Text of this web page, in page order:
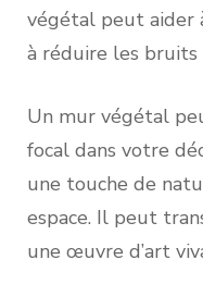
végétal peut
à réduire les bruits
Un mur végétal
focal dans votre
une touche de
espace. Il peut
une œuvre d’art